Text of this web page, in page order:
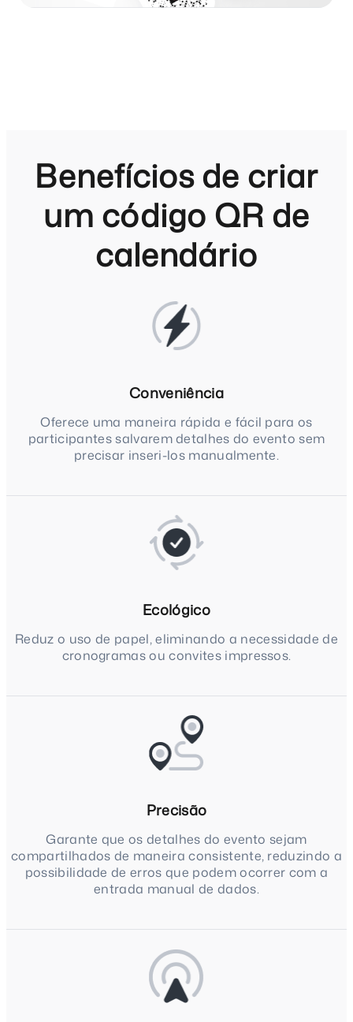
Benefícios de criar
um código QR de
calendário
Conveniência
Oferece uma maneira rápida e fácil para os
participantes salvarem detalhes do evento sem
precisar inseri-los manualmente.
Ecológico
Reduz o uso de papel, eliminando a necessidade de
cronogramas ou convites impressos.
Precisão
Garante que os detalhes do evento sejam
compartilhados de maneira consistente, reduzindo a
possibilidade de erros que podem ocorrer com a
entrada manual de dados.